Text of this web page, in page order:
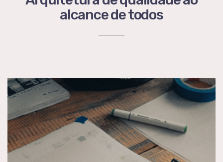
alcance de todos